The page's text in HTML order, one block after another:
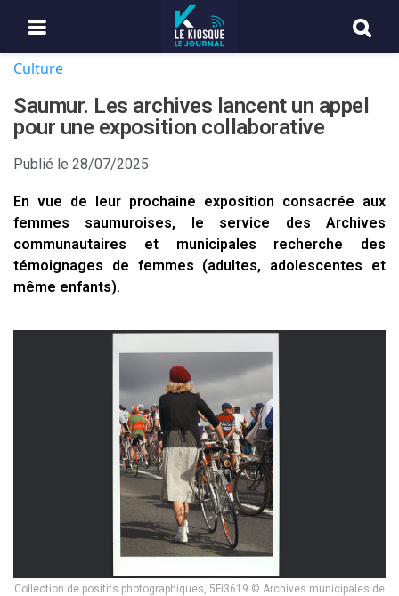
Culture
Saumur. Les archives lancent un appel
pour une exposition collaborative
Publié le 28/07/2025
En vue de leur prochaine exposition consacrée aux
femmes saumuroises, le service des Archives
communautaires et municipales recherche des
témoignages de femmes (adultes, adolescentes et
même enfants).
Collection de positifs photographiques, 5Fi3619 © Archives municipales de